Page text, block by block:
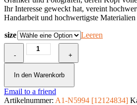
Ihr Interesse geweckt hat, vereint
Handarbeit und hochwertigste
size Leeren
-
Wandbild
-
Sea
Defence
+
In den Warenkorb
Email to a friend
Artikelnummer: A1-N5994 [12124834]